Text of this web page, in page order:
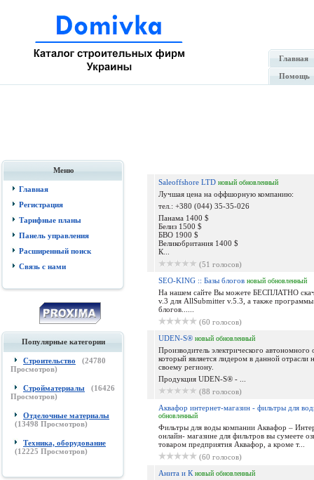
Главная
Помощь
Меню
Главная
Регистрация
Тарифные планы
Панель управления
Расширенный поиск
Связь с нами
Популярные категории
Строительство (24780
Просмотров)
Стройматериалы (16426
Просмотров)
Отделочные материалы
(13498 Просмотров)
Техника, оборудование
(12225 Просмотров)
Saleoffshore LTD новый обновленный
Лучшая цена на оффшорную компанию:
тел.: +380 (044) 35-35-026
Панама 1400 $
Белиз 1500 $
БВО 1900 $
Великобритания 1400 $
К...
(51 голосов)
SEO-KING :: Базы блогов новый обновленный
На нашем сайте Вы можете БЕСПЛАТНО
v.3 для AllSubmitter v.5.3, а также программы
блогов......
(60 голосов)
UDEN-S® новый обновленный
Производитель электрического автономного
который является лидером в данной отрасли
своему региону.
Продукция UDEN-S® - ...
(88 голосов)
Аквафор интернет-магазин - фильтры для
обновленный
Фильтры для воды компании Аквафор –
онлайн- магазине для фильтров вы сумеете
товаром предприятия Аквафор, а кроме т...
(60 голосов)
Анита и К новый обновленный